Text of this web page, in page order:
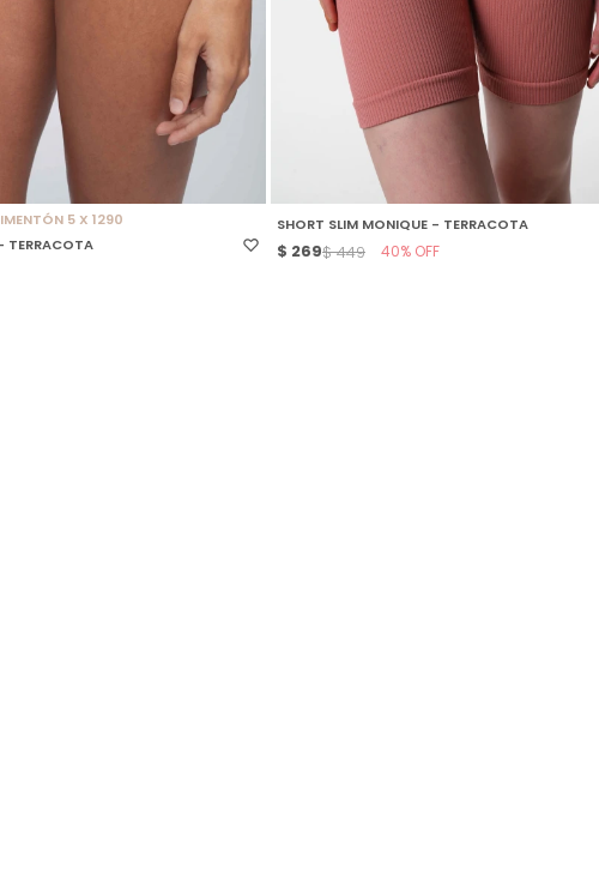
5 X 1290
TERRACOTA
SELECCIONAR TALLE
SHORT SLIM MONIQUE - TERRACOTA
$ 269$ 449 40